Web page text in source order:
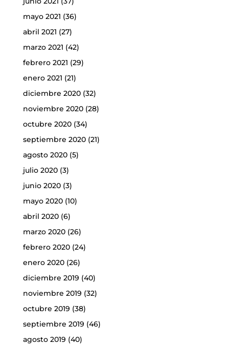
mayo 2021 (36)
abril 2021 (27)
marzo 2021 (42)
febrero 2021 (29)
enero 2021 (21)
diciembre 2020(32)
noviembre 2020(28)
octubre 2020(34)
septiembre 2020(21)
agosto 2020(5)
julio 2020(3)
junio 2020(3)
mayo 2020(10)
abril 2020(6)
marzo 2020(26)
febrero 2020(24)
enero 2020(26)
diciembre 2019 (40)
noviembre 2019 (32)
octubre 2019 (38)
septiembre 2019 (46)
agosto 2019 (40)